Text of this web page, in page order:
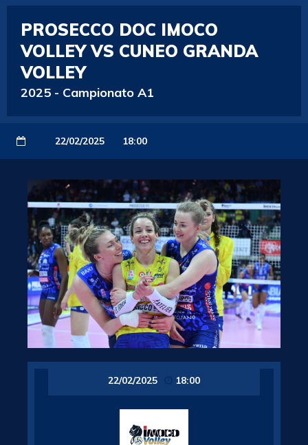
PROSECCO DOC IMOCO
VOLLEY VS CUNEO GRANDA
VOLLEY
2025 - Campionato A1
22/02/2025 18:00
22/02/2025 18:00